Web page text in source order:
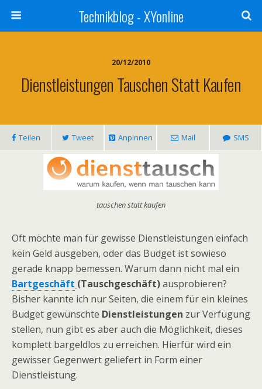
Technikblog - XYonline
20/12/2010
Dienstleistungen Tauschen Statt Kaufen
Teilen Tweet Anpinnen Mail SMS
tauschen statt kaufen
Oft möchte man für gewisse Dienstleistungen einfach
kein Geld ausgeben, oder das Budget ist sowieso
gerade knapp bemessen. Warum dann nicht mal ein
Bartgeschäft (Tauschgeschäft)ausprobieren?
Bisher kannte ich nur Seiten, die einem für ein kleines
Budget gewünschte Dienstleistungen zur Verfügung
stellen, nun gibt es aber auch die Möglichkeit, dieses
komplett bargeldlos zu erreichen. Hierfür wird ein
gewisser Gegenwert geliefert in Form einer
Dienstleistung.